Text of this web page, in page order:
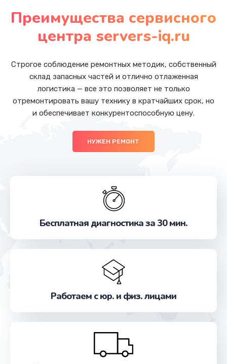
Преимущества сервисного
центра servers-iq.ru
Строгое соблюдение ремонтных методик, собственный
склад запасных частей и отлично отлаженная
логистика — все это позволяет не только
отремонтировать вашу технику в кратчайших срок, но
и обеспечивает конкурентоспособную цену.
НУЖЕН РЕМОНТ
Бесплатная диагностика за 30 мин.
Работаем с юр. и физ. лицами